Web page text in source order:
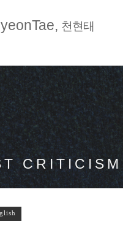
천현태
CRITICISM